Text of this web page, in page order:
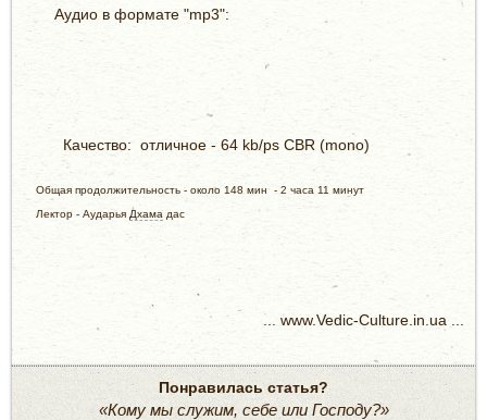
Аудио в формате "mp3":
Качество: отличное - 64 kb/ps CBR (mono)
Общая продолжительность - около 148 мин - 2 часа 11 минут
Лектор - Аударья Дхама дас
... www.Vedic-Culture.in.ua ...
Понравилась статья?
«Кому мы служим, себе или Господу?»